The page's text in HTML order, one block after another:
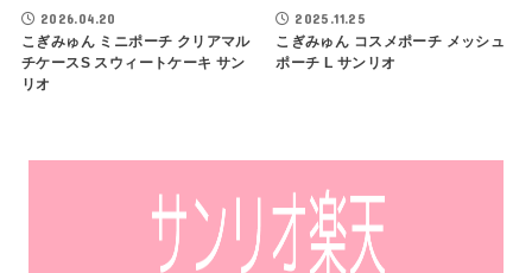
2026.04.20
こぎみゅん ミニポーチ クリアマル
チケースS スウィートケーキ サン
リオ
2025.11.25
こぎみゅん コスメポーチ メッシュ
ポーチ L サンリオ